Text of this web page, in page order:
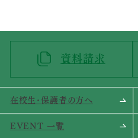
資料請求
在校生･保護者の方へ
EVENT 一覧